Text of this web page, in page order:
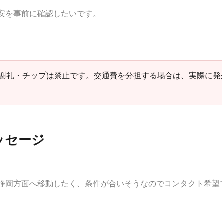
礼・チップは禁止です。交通費を分担する場合は、実際に
セージ